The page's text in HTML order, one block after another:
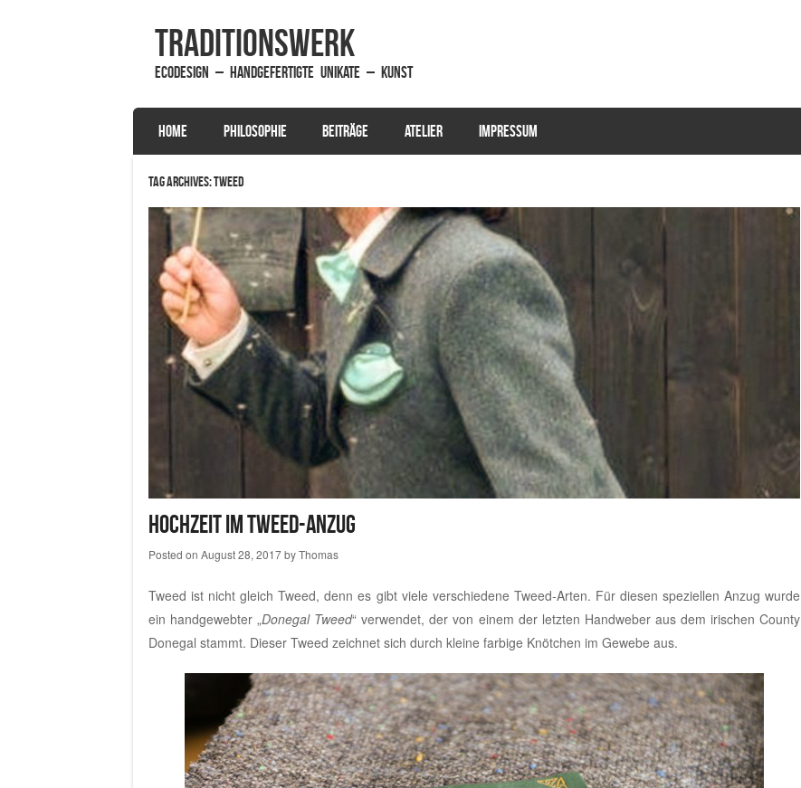
traditionsWerk
EcoDesign – handgefertigte Unikate – Kunst
Menu
SKIP TO CONTENT
HOME PHILOSOPHIE BEITRÄGE ATELIER IMPRESSUM
Tag Archives:Tweed
Hochzeit im Tweed-Anzug
Posted on August 28, 2017byThomas
Tweed ist nicht gleich Tweed, denn es gibt viele verschiedene Tweed-Arten. Für diesen speziellen Anzug wurde
ein handgewebter „Donegal Tweed“ verwendet, der von einem der letzten Handweber aus dem irischen County
Donegal stammt. Dieser Tweed zeichnet sich durch kleine farbige Knötchen im Gewebe aus.